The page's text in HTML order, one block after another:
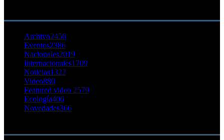
Archivo2456
Eventos2386
Nacionales2019
Internacionales1709
Noticias1322
Video880
Featured video 2579
Ecología406
Novedades366